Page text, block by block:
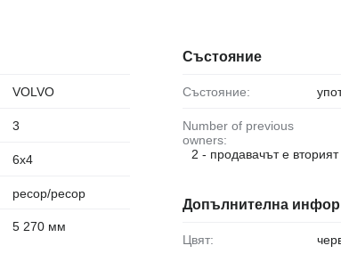
VOLVO
3
6x4
ресор/ресор
5 270 мм
Състояние
Състояние:
Number of previous
owners:
2 - продавачът е вторият
Допълнителна
Цвят: